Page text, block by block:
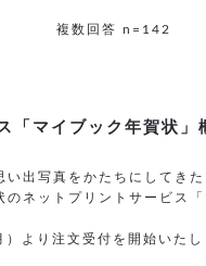
複数回答 n=142
「マイブック年賀状」
い出写真をかたちにしてきた
のネットプリントサービス
より注文受付を開始いたし